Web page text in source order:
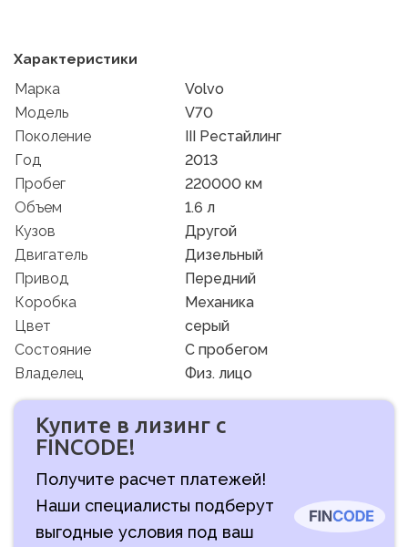
Характеристики
Марка
Volvo
Модель
V70
Поколение
III Рестайлинг
Год
2013
Пробег
220000 км
Объем
1.6 л
Кузов
Другой
Двигатель
Дизельный
Привод
Передний
Коробка
Механика
Цвет
серый
Состояние
C пробегом
Владелец
Физ. лицо
Купите в лизинг с
FINCODE!
Получите расчет платежей!
Наши специалисты подберут
выгодные условия под ваш